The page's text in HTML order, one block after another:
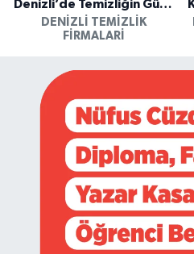
Denizli’de Temizliğin Güvenilir Adresi: Özkan Yerinde Yıkama
DENIZLI TEMIZLIK
FIRMALARI